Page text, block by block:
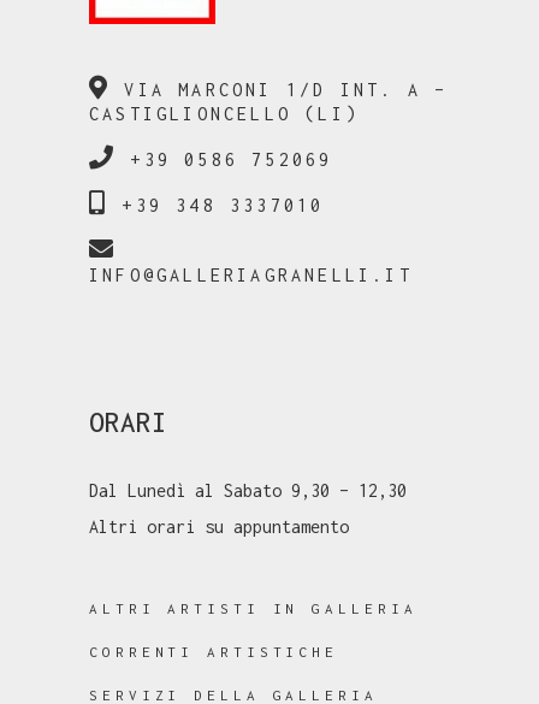
VIA MARCONI 1/D INT. A –
CASTIGLIONCELLO (LI)
+39 0586 752069
+39 348 3337010
INFO@GALLERIAGRANELLI.IT
ORARI
Dal Lunedì al Sabato 9,30 – 12,30
Altri orari su appuntamento
ALTRI ARTISTI IN GALLERIA
CORRENTI ARTISTICHE
SERVIZI DELLA GALLERIA